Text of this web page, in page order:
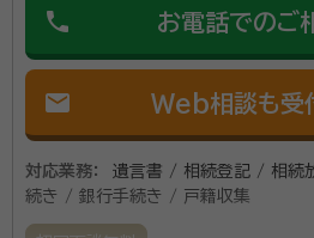
phone お電話でのご
mail Web相談も受
対応業務：
遺言書 / 相続登記 / 相続
続き / 銀行手続き / 戸籍収集